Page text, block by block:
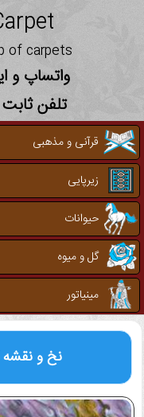
of carpets
واتساپ و ایتا
تلفن ثابت 52231255 - 041
قرآنی و مذهبی
زیرپایی
حیوانات
گل و میوه
مینیاتور
نخ و نقشه